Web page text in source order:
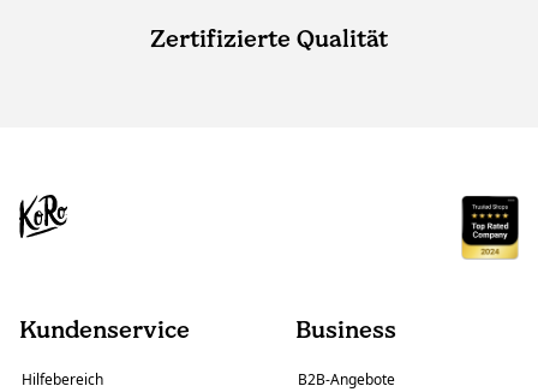
Zertifizierte Qualität
Kundenservice
Hilfebereich
Business
B2B-Angebote